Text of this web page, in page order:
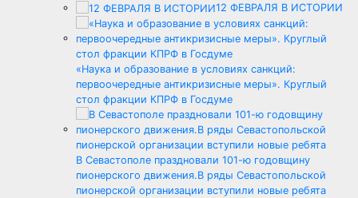
12 ФЕВРАЛЯ В ИСТОРИИ
«Наука и образование в условиях санкций:
первоочередные антикризисные меры». Круглый
стол фракции КПРФ в Госдуме
В Севастополе праздновали 101-ю годовщину
пионерского движения.В ряды Севастопольской
пионерской организации вступили новые ребята